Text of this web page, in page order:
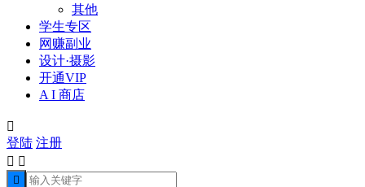
其他
学生专区
网赚副业
设计·摄影
开通VIP
A I 商店

登陆 注册
 
